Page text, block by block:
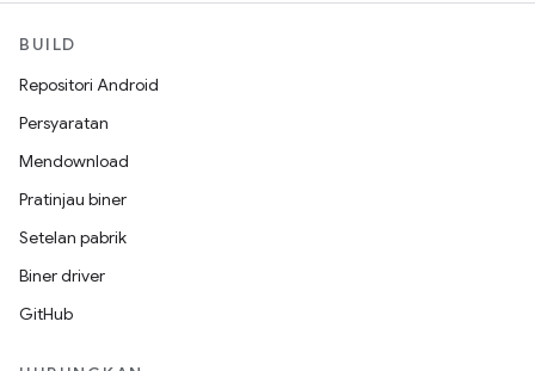
BUILD
Repositori Android
Persyaratan
Mendownload
Pratinjau biner
Setelan pabrik
Biner driver
GitHub